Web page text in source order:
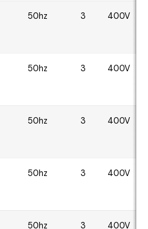
50hz 3 400V
50hz 3 400V
50hz 3 400V
50hz 3 400V
50hz 3 400V